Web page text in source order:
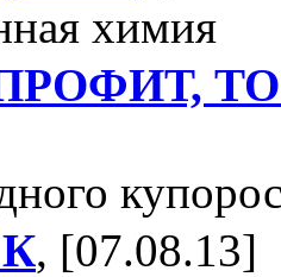
химия
, [07.08.13]